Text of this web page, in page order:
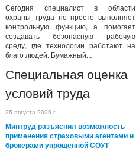
Сегодня специалист в области
охраны труда не просто выполняет
контрольную функцию, а помогает
создавать безопасную рабочую
среду, где технологии работают на
благо людей. Бумажный...
Специальная оценка
условий труда
25 августа 2025 г.
Минтруд разъяснил возможность
применения страховыми агентами и
брокерами упрощенной СОУТ